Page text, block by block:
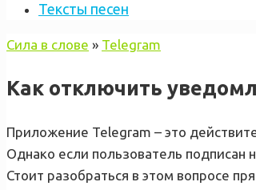
Тексты песен
Сила в слове » Telegram
Как отключить
Приложение Telegram – это
Однако если пользователь
Стоит разобраться в этом вопросе